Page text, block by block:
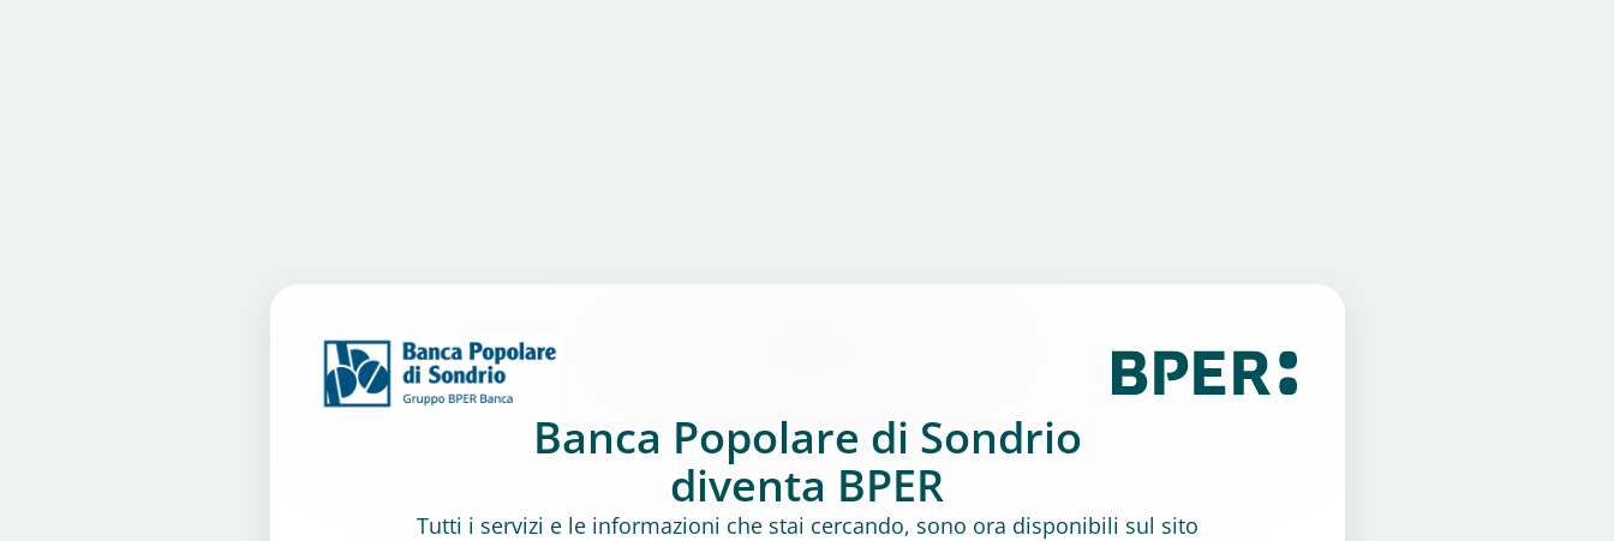
Banca Popolare di Sondrio
diventa BPER
Tutti i servizi e le informazioni che stai cercando, sono ora disponibili sul sito